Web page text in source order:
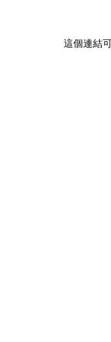
這個連結